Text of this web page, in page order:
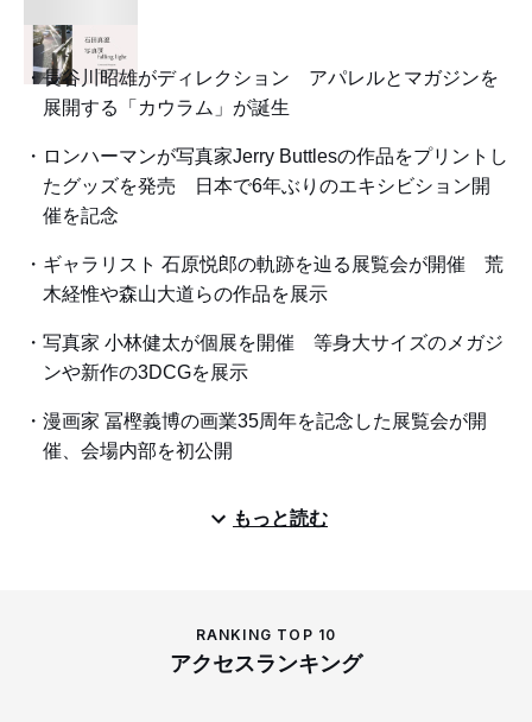
長谷川昭雄がディレクション アパレルとマガジンを
展開する「カウラム」が誕生
ロンハーマンが写真家Jerry Buttlesの作品をプリントし
たグッズを発売 日本で6年ぶりのエキシビション開
催を記念
ギャラリスト 石原悦郎の軌跡を辿る展覧会が開催 荒
木経惟や森山大道らの作品を展示
写真家 小林健太が個展を開催 等身大サイズのメガジ
ンや新作の3DCGを展示
漫画家 冨樫義博の画業35周年を記念した展覧会が開
催、会場内部を初公開
もっと読む
RANKING TOP 10
アクセスランキング